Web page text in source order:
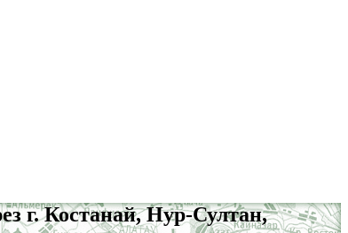
г. Костанай, Нур-Султан,